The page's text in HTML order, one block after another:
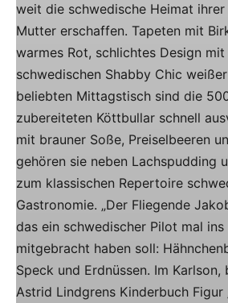
weit die schwedische Heimat
Mutter erschaffen. Tapeten mit
warmes Rot, schlichtes Design
schwedischen Shabby Chic
beliebten Mittagstisch sind die
zubereiteten Köttbullar schnell
mit brauner Soße, Preiselbeeren
gehören sie neben Lachspudding
zum klassischen Repertoire
Gastronomie. „Der Fliegende
das ein schwedischer Pilot mal ins
mitgebracht haben soll:
Speck und Erdnüssen. Im Karlson,
Astrid Lindgrens Kinderbuch Figur